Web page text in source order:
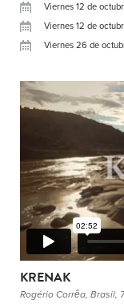
Viernes 12 de
Viernes 12 de
Viernes 26 de
KRENAK
Rogério Corrêa, Brasil,